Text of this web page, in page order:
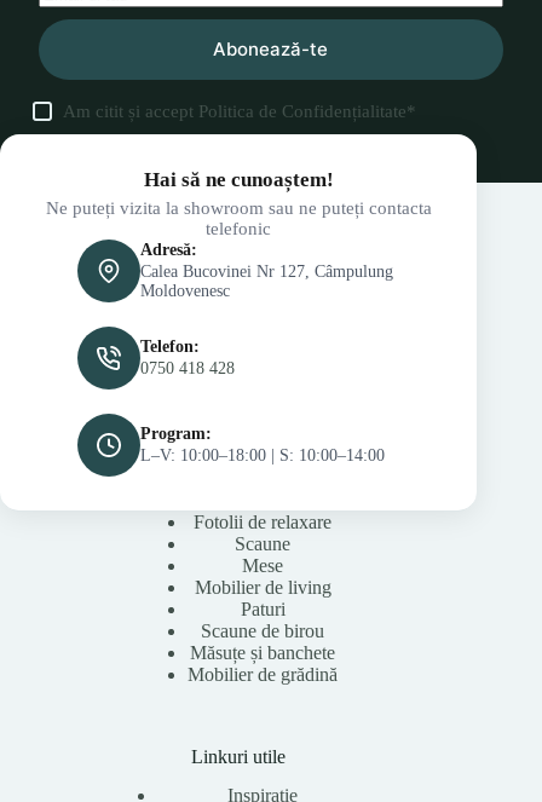
Abonează-te
Am citit și accept Politica de Confidențialitate*
Hai să ne cunoaștem!
Ne puteți vizita la showroom sau ne puteți contacta
telefonic
Adresă:
Calea Bucovinei Nr 127, Câmpulung
Moldovenesc
Telefon:
0750 418 428
Program:
L–V: 10:00–18:00 | S: 10:00–14:00
Fotolii de relaxare
Scaune
Mese
Mobilier de living
Paturi
Scaune de birou
Măsuțe și banchete
Mobilier de grădină
Linkuri utile
Inspirație